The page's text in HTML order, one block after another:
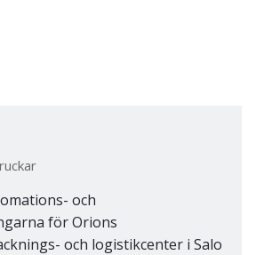
och
för Orions
och logistikcenter i Salo